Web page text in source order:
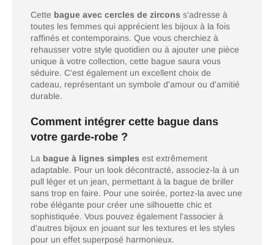
Cette bague avec cercles de zircons s'adresse à
toutes les femmes qui apprécient les bijoux à la fois
raffinés et contemporains. Que vous cherchiez à
rehausser votre style quotidien ou à ajouter une pièce
unique à votre collection, cette bague saura vous
séduire. C'est également un excellent choix de
cadeau, représentant un symbole d'amour ou d'amitié
durable.
Comment intégrer cette bague dans
votre garde-robe ?
La bague à lignes simples est extrêmement
adaptable. Pour un look décontracté, associez-la à un
pull léger et un jean, permettant à la bague de briller
sans trop en faire. Pour une soirée, portez-la avec une
robe élégante pour créer une silhouette chic et
sophistiquée. Vous pouvez également l'associer à
d'autres bijoux en jouant sur les textures et les styles
pour un effet superposé harmonieux.